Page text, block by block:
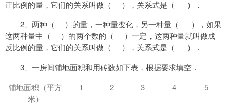
正比例的量，它们的关系叫做（
），关系式是（ ）．
2 、两种（ ）的量，一种量变化，另一种量（
），如果
这两种量中（
）的两个数的（
）一定，这两种量就叫做成
反比例的量，它们的关系叫做（
），关系式是（ ）．
3 、一房间铺地面积和用砖数如下表，根据要求填空．
铺地面积（平方
米）
1 2 3 4 5